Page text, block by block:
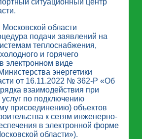
ситуационный центр
области
подачи заявлений на
теплоснабжения,
и горячего
электронном виде
энергетики
от 16.11.2022 № 362-Р «Об
взаимодействия при
по подключению
присоединению) объектов
к сетям инженерно-
в электронной форме
области»).